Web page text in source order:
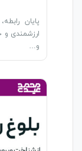
پایان
ارزشمندی و
و…